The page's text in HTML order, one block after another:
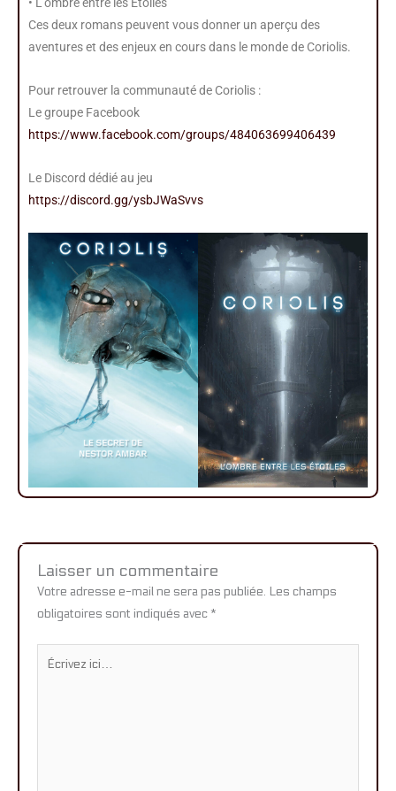
Ces deux romans peuvent vous donner un aperçu des
aventures et des enjeux en cours dans le monde de Coriolis.
Pour retrouver la communauté de Coriolis :
Le groupe Facebook
https://www.facebook.com/groups/484063699406439
Le Discord dédié au jeu
https://discord.gg/ysbJWaSvvs
Laisser un commentaire
Votre adresse e-mail ne sera pas publiée. Les champs
obligatoires sont indiqués avec *